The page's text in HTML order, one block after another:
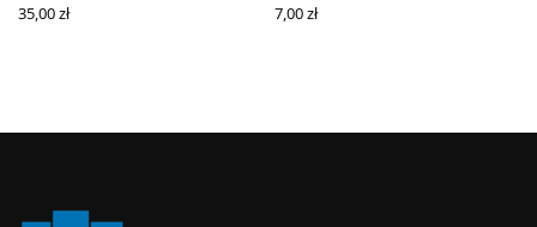
35,00zł
7,00zł